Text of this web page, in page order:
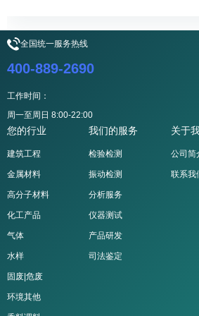
全国统一服务热线
400-889-2690
工作时间：
周一至周日 8:00-22:00
您的行业
建筑工程
金属材料
高分子材料
化工产品
气体
水样
固废|危废
环境其他
我们的服务
检验检测
振动检测
分析服务
仪器测试
产品研发
司法鉴定
关于
公司简
联系我